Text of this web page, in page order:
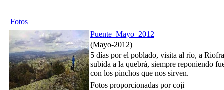
Fotos
Puente_Mayo_2012
(Mayo-2012)
5 días por el poblado, visita al río, a
subida a la quebrá, siempre reponiendo
con los pinchos que nos sirven.
Fotos proporcionadas por coji